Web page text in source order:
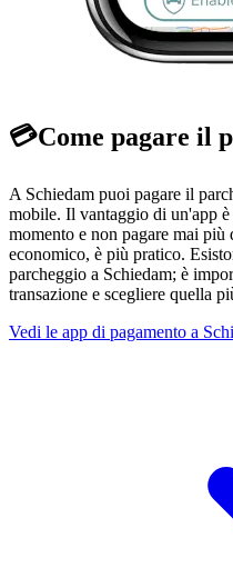
💳Come pagare il
A Schiedam puoi pagare il
mobile. Il vantaggio di un'app è
momento e non pagare mai più
economico, è più pratico.
parcheggio a Schiedam; è
transazione e scegliere quella
Vedi le app di pagamento a